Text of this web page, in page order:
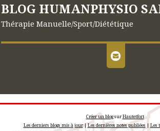
BLOG HUMANPHYSIO
Thérapie Manuelle/Sport/Diététique
Créer un blogsurHautetfort
Les derniers blogs mis à jour|Les dernières notes publiées |Les